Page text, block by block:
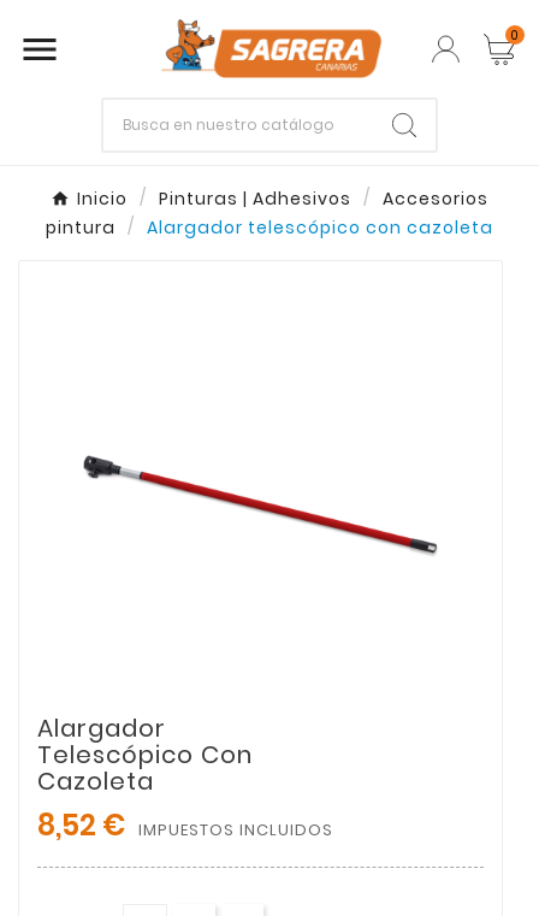
 0
Inicio Pinturas | Adhesivos
Accesorios
pintura
Alargador telescópico con cazoleta
Alargador
Telescópico Con
Cazoleta
8,52 € IMPUESTOS INCLUIDOS